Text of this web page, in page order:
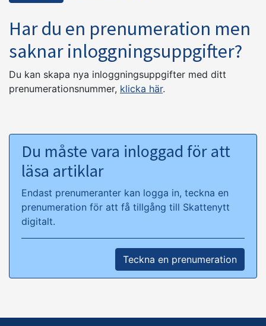
Har du en prenumeration men
saknar inloggningsuppgifter?
Du kan skapa nya inloggningsuppgifter med ditt
prenumerationsnummer, klicka här.
Du måste vara inloggad för att
läsa artiklar
Endast prenumeranter kan logga in, teckna en
prenumeration för att få tillgång till Skattenytt
digitalt.
Teckna en prenumeration